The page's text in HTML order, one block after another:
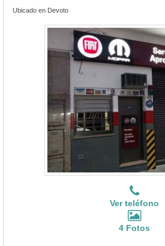
Ubicado en Devoto
Ver teléfono
4 Fotos